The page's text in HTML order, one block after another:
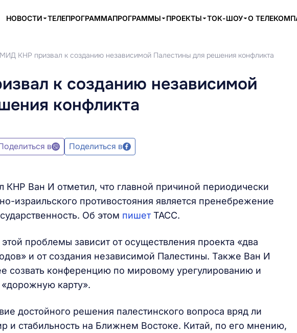
НОВОСТИ ТЕЛЕПРОГРАММАПРОГРАММЫ ПРОЕКТЫ ТОК-ШОУ О
КНР призвал к созданию независимой Палестины для решения конфликта
к созданию независимой
конфликта
в Поделиться в
КНР Ван И отметил, что главной причиной периодически
израильского противостояния является пренебрежение
Об этом пишетТАСС.
проблемы зависит от осуществления проекта «два
и от создания независимой Палестины. Также Ван И
созвать конференцию по мировому урегулированию и
карту».
достойного решения палестинского вопроса вряд ли
и стабильность на Ближнем Востоке. Китай, по его мнению,